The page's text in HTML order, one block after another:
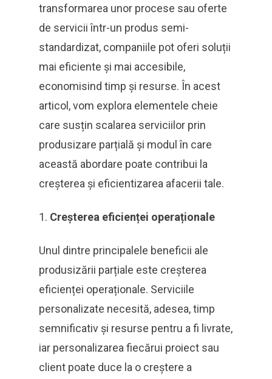
transformarea unor procese sau oferte
de servicii într-un produs semi-
standardizat, companiile pot oferi soluții
mai eficiente și mai accesibile,
economisind timp și resurse. În acest
articol, vom explora elementele cheie
care susțin scalarea serviciilor prin
produsizare parțială și modul în care
această abordare poate contribui la
creșterea și eficientizarea afacerii tale.
Creșterea eficienței operaționale
Unul dintre principalele beneficii ale
produsizării parțiale este creșterea
eficienței operaționale. Serviciile
personalizate necesită, adesea, timp
semnificativ și resurse pentru a fi livrate,
iar personalizarea fiecărui proiect sau
client poate duce la o creștere a